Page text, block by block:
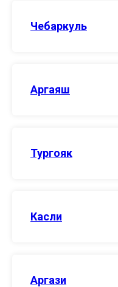
Чебаркуль
Аргаяш
Тургояк
Касли
Аргази